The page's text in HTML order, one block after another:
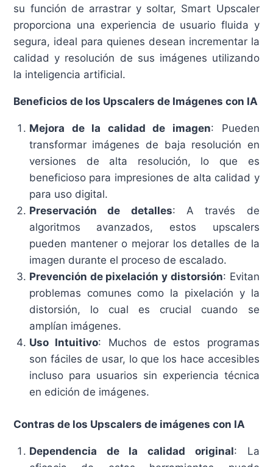
su función de arrastrar y soltar, Smart Upscaler
proporciona una experiencia de usuario fluida y
segura, ideal para quienes desean incrementar la
calidad y resolución de sus imágenes utilizando
la inteligencia artificial.
Beneficios de los Upscalers de Imágenes con IA
Mejora de la calidad de imagen: Pueden
transformar imágenes de baja resolución en
versiones de alta resolución, lo que es
beneficioso para impresiones de alta calidad y
para uso digital.
Preservación de detalles: A través de
algoritmos avanzados, estos upscalers
pueden mantener o mejorar los detalles de la
imagen durante el proceso de escalado.
Prevención de pixelación y distorsión: Evitan
problemas comunes como la pixelación y la
distorsión, lo cual es crucial cuando se
amplían imágenes.
Uso Intuitivo: Muchos de estos programas
son fáciles de usar, lo que los hace accesibles
incluso para usuarios sin experiencia técnica
en edición de imágenes.
Contras de los Upscalers de imágenes con IA
Dependencia de la calidad original: La